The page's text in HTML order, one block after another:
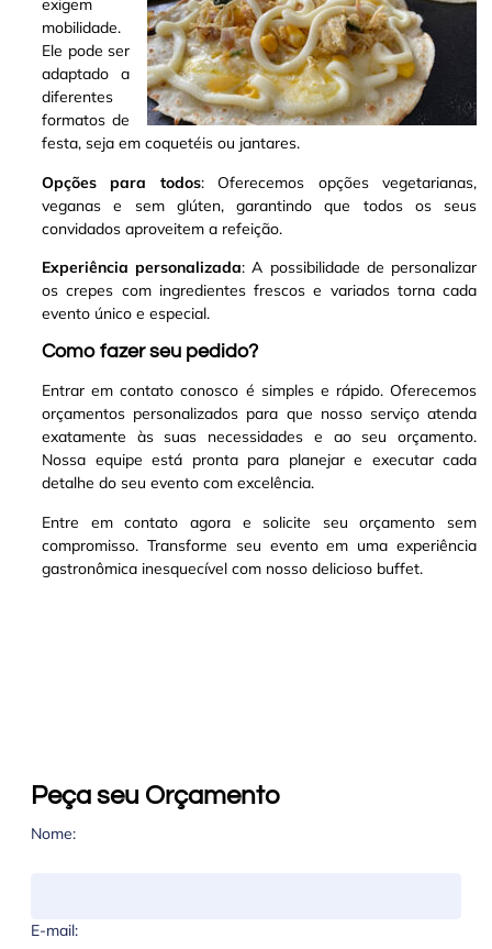
exigem
mobilidade.
Ele pode ser
adaptado a
diferentes
formatos de
festa, seja em coquetéis ou jantares.
Opções para todos: Oferecemos opções vegetarianas,
veganas e sem glúten, garantindo que todos os seus
convidados aproveitem a refeição.
Experiência personalizada: A possibilidade de personalizar
os crepes com ingredientes frescos e variados torna cada
evento único e especial.
Como fazer seu pedido?
Entrar em contato conosco é simples e rápido. Oferecemos
orçamentos personalizados para que nosso serviço atenda
exatamente às suas necessidades e ao seu orçamento.
Nossa equipe está pronta para planejar e executar cada
detalhe do seu evento com excelência.
Entre em contato agora e solicite seu orçamento sem
compromisso. Transforme seu evento em uma experiência
gastronômica inesquecível com nosso delicioso buffet.
Peça seu Orçamento
Nome:
E-mail: